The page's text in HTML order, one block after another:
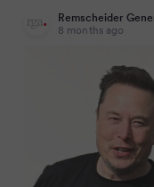
Remscheider
8 months ago